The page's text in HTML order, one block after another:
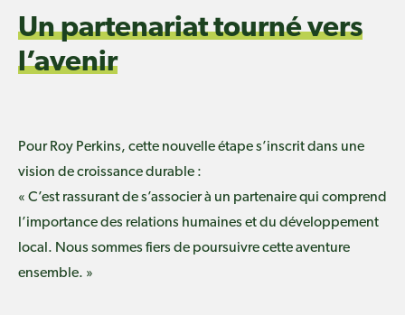
Un partenariat tourné vers
l’avenir
Pour Roy Perkins, cette nouvelle étape s’inscrit dans une
vision de croissance durable :
« C’est rassurant de s’associer à un partenaire qui comprend
l’importance des relations humaines et du développement
local. Nous sommes fiers de poursuivre cette aventure
ensemble. »